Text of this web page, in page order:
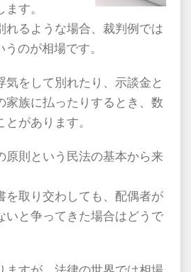
す。
れるような場合、裁判例では
のが相場です。
気をして別れたり、示談金と
家族に払ったりするとき、数
があります。
原則という民法の基本から来
を取り交わしても、配偶者が
いと争ってきた場合はどうで